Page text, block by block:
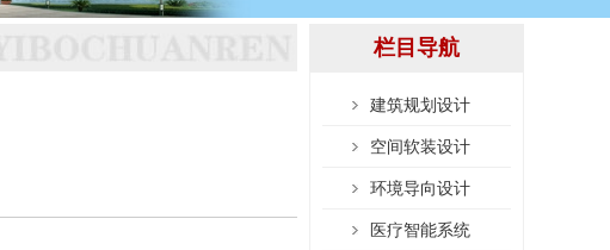
栏目导航
建筑规划设计
空间软装设计
环境导向设计
医疗智能系统